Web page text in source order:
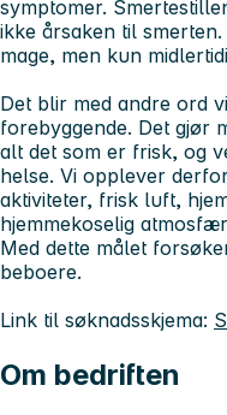
symptomer.
ikke årsaken til
mage, men kun
Det blir med andre ord
forebyggende. Det gjør
alt det som er frisk, og
helse. Vi opplever
aktiviteter, frisk luft,
hjemmekoselig
Med dette målet
beboere.
Link til søknadsskjema:
Om bedriften